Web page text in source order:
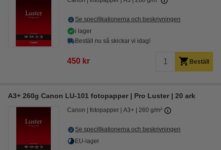
Se specifikationerna och beskrivningen
i lager
Beställ nu så skickar vi idag!
450 kr Beställ
A3+ 260g Canon LU-101 fotopapper | Pro Luster | 20 ark
Canon fotopapper A3+ 260 g/m²
Se specifikationerna och beskrivningen
EU-lager